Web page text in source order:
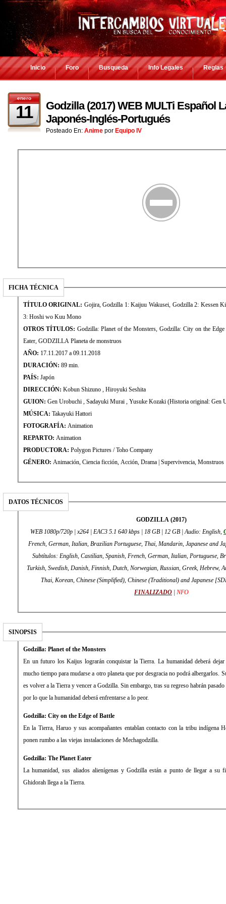
Inicio Foro Busqueda Info Legales Reglas
enero
11
Godzilla (2017) WEB MULTi Español
Japonés-Inglés-Portugués
Posteado En: Anime por Equipo IV
FICHA TÉCNICA
TÍTULO ORIGINAL: Gojira, Godzilla 1: Kaijuu Wakusei, Godzilla 2: Kessen
3: Hoshi wo Kuu Mono
OTROS TÍTULOS: Godzilla: Planet of the Monsters, Godzilla: City on the
Eater, GODZILLA Planeta de monstruos
AÑO: 17.11.2017 a 09.11.2018
DURACIÓN: 89 min.
PAÍS: Japón
DIRECCIÓN:
Kobun Shizuno , Hiroyuki Seshita
GUION:
Gen Urobuchi , Sadayuki Murai , Yusuke Kozaki (Historia
MÚSICA: Takayuki Hattori
FOTOGRAFÍA: Animation
REPARTO: Animation
PRODUCTORA: Polygon Pictures / Toho Company
GÉNERO:
Animación, Ciencia ficción, Acción, Drama | Supervivencia, Monstruos
DATOS TÉCNICOS
GODZILLA (2017)
WEB 1080p/720p | x264 | EAC3 5.1 640 kbps | 18 GB | 12 GB | Audio: English,
French, German, Italian, Brazilian Portuguese, Thai, Mandarin, Japanese and
Subtítulos: English, Castilian, Spanish, French, German, Italian, Portuguese,
Turkish, Swedish, Danish, Finnish, Dutch, Norwegian, Russian, Greek, Hebrew,
Thai, Korean, Chinese (Simplified), Chinese (Traditional) and Japanese
FINALIZADO | NFO
SINOPSIS
Godzilla: Planet of the Monsters
En un futuro los Kaijus lograrán conquistar la Tierra. La humanidad deberá
mucho tiempo para mudarse a otro planeta que por desgracia no podrá albergarlos.
es volver a la Tierra y vencer a Godzilla. Sin embargo, tras su regreso habrán
por lo que la humanidad deberá enfrentarse a lo peor.
Godzilla: City on the Edge of Battle
En la Tierra, Haruo y sus acompañantes entablan contacto con la tribu indígena
ponen rumbo a las viejas instalaciones de Mechagodzilla.
Godzilla: The Planet Eater
La humanidad, sus aliados alienígenas y Godzilla están a punto de llegar a su
Ghidorah llega a la Tierra.